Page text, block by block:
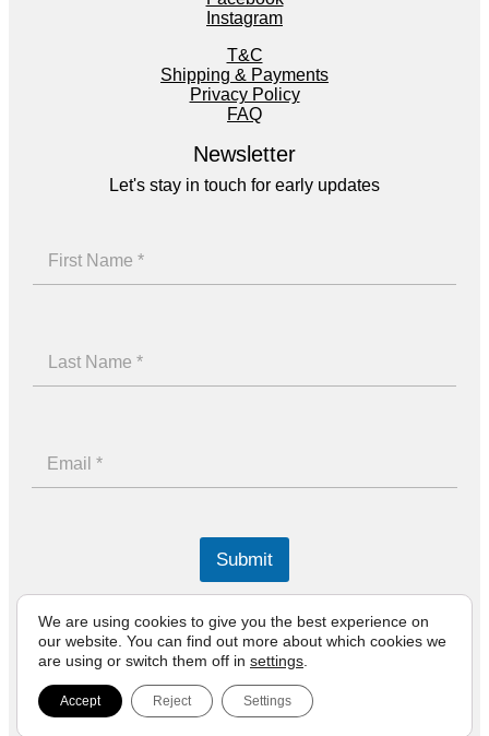
Instagram
T&C
Shipping & Payments
Privacy Policy
FAQ
Newsletter
Let's stay in touch for early updates
r
t
*
N
m
e
m
Submit
Born of Greece
© 2026 ena athletics | All rights reserved.
We are using cookies to give you the best experience on
our website. You can find out more about which cookies we
are using or switch them off in settings
Accept Reject Settings